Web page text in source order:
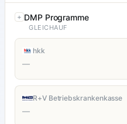
DMP Programme
GLEICHAUF
hkk
—
R+V Betriebskrankenkasse
—